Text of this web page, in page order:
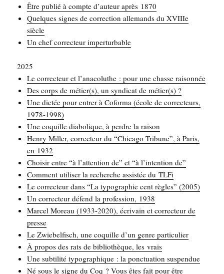
Être publié à compte d’auteur après 1870
Quelques signes de cor­rec­tion alle­mands du XVIIIe
siècle
Un chef cor­rec­teur imperturbable
2025
Le cor­rec­teur et l’anacoluthe : pour une chasse raisonnée
Des corps de métier(s), un syn­di­cat de métier(s) ?
Une dic­tée pour entrer à Cofor­ma (école de cor­rec­teurs,
1978-1998)
Une coquille dia­bo­lique, à perdre la raison
Hen­ry Mil­ler, cor­rec­teur du “Chi­ca­go Tri­bune”, à Paris,
en 1932
Choi­sir entre “à l’attention de” et “à l’intention de”
Com­ment uti­li­ser la recherche assis­tée du TLFi
Le cor­rec­teur dans “La typo­gra­phie cent règles” (2005)
Un cor­rec­teur défend la pro­fes­sion, 1938
Mar­cel Moreau (1933-2020), écri­vain et cor­rec­teur de
presse
Le Zwie­bel­fisch, une coquille d’un genre particulier
À pro­pos des rats de biblio­thèque, les vrais
Une sub­ti­li­té typo­gra­phique : la ponc­tua­tion suspendue
Né sous le signe du Coq ? Vous êtes fait pour être